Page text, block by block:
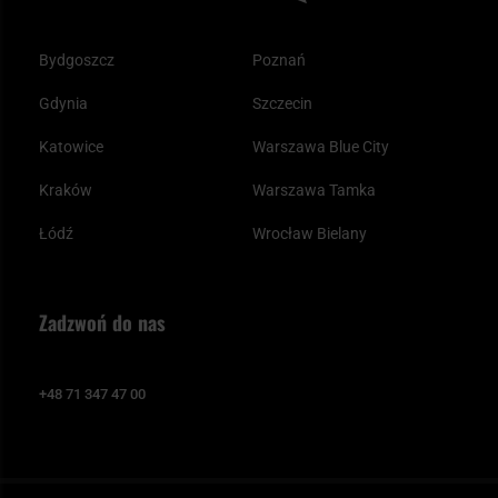
Bydgoszcz
Gdynia
Katowice
Kraków
Łódź
Poznań
Szczecin
Warszawa Blue City
Warszawa Tamka
Wrocław Bielany
Zadzwoń do nas
+48 71 347 47 00